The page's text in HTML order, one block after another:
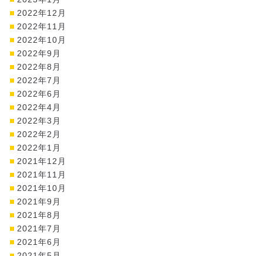
2022年12月
2022年11月
2022年10月
2022年9月
2022年8月
2022年7月
2022年6月
2022年4月
2022年3月
2022年2月
2022年1月
2021年12月
2021年11月
2021年10月
2021年9月
2021年8月
2021年7月
2021年6月